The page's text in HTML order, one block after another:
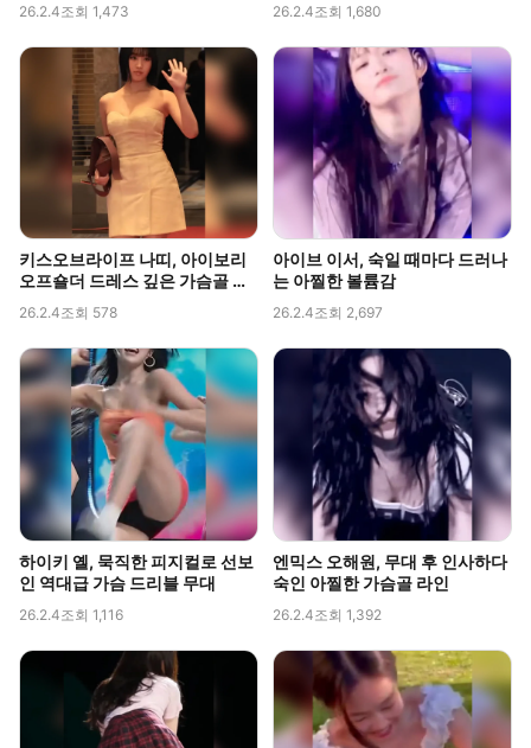
26.2.4조회 1,473 26.2.4조회 1,680
키스오브라이프 나띠, 아이보리
오프숄더 드레스 깊은 가슴골 라
26.2.4조회 578
아이브 이서, 숙일 때마다 드러나
는 아찔한 볼륨감
26.2.4조회 2,697
하이키 옐, 묵직한 피지컬로 선보
인 역대급 가슴 드리블 무대
26.2.4조회 1,116
엔믹스 오해원, 무대 후 인사하다
숙인 아찔한 가슴골 라인
26.2.4조회 1,392